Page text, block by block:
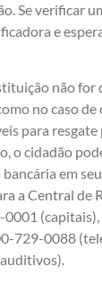
Se verificar
e
não for
no caso
para
o cidadão
em
a Central de
0001
729-0088